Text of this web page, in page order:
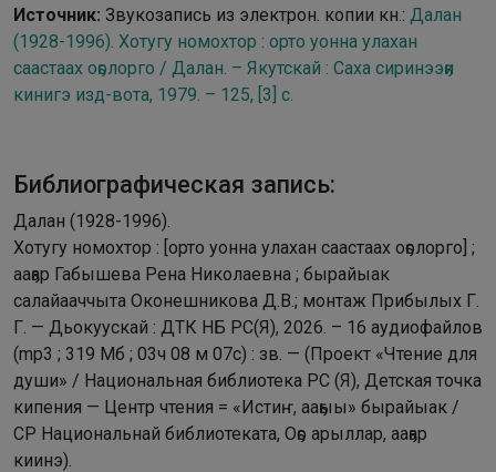
Источник: Звукозапись из электрон. копии кн.: Далан
(1928-1996). Хотугу номохтор : орто уонна улахан
саастаах оҕолорго / Далан. – Якутскай : Саха сиринээҕи
кинигэ изд-вота, 1979. – 125, [3] с.
Библиографическая запись:
Далан (1928-1996).
Хотугу номохтор : [орто уонна улахан саастаах оҕолорго] ;
ааҕар Габышева Рена Николаевна ; бырайыак
салайааччыта Оконешникова Д.В.; монтаж Прибылых Г.
Г. — Дьокуускай : ДТК НБ РС(Я), 2026. – 16 аудиофайлов
(mp3 ; 319 Мб ; 03ч 08 м 07с) : зв. — (Проект «Чтение для
души» / Национальная библиотека РС (Я), Детская точка
кипения — Центр чтения = «Истиҥ, ааҕыы» бырайыак /
СР Национальнай библиотеката, Оҕо арыллар, ааҕар
киинэ).